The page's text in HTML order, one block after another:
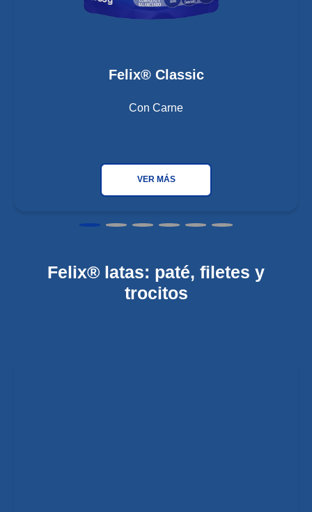
Felix® Classic
Con Carne
VER MÁS
Felix® latas: paté, filetes y
trocitos